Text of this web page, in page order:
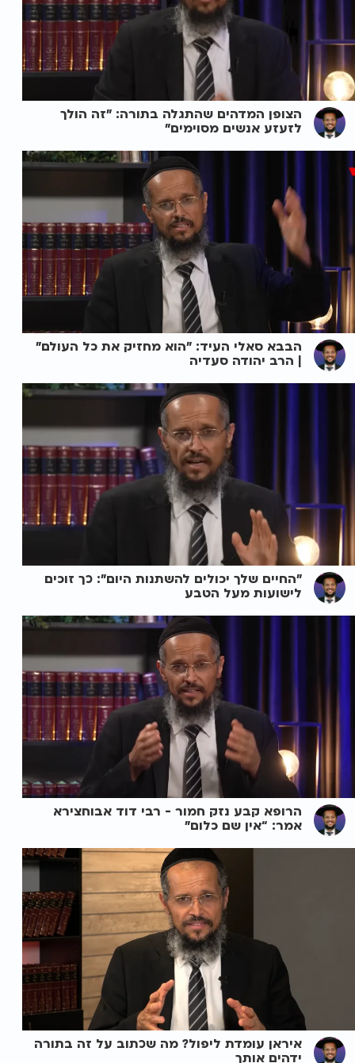
הצופן המדהים שהתגלה בתורה: "זה הולך
לזעזע אנשים מסוימים"
הבבא סאלי העיד: "הוא מחזיק את כל העולם"
| הרב יהודה סעדיה
"החיים שלך יכולים להשתנות היום": כך זוכים
לישועות מעל הטבע
הרופא קבע נזק חמור - רבי דוד אבוחצירא
אמר: “אין שם כלום”
איראן עומדת ליפול? מה שכתוב על זה בתורה
ידהים אותך